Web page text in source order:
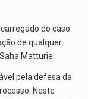
do caso
de qualquer
Matturie.
pela defesa da
Neste